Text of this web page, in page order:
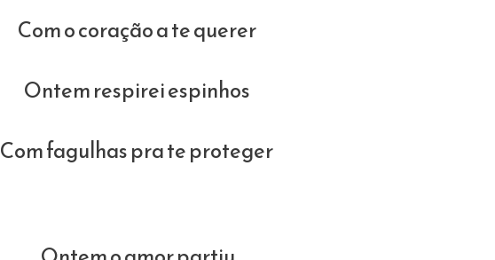
Com o coração a te querer
Ontem respirei espinhos
Com fagulhas pra te proteger